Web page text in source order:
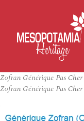
Zofran Générique Pas
Zofran Générique Pas Cher